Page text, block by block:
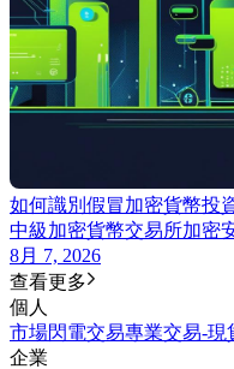
如何識別假冒加密貨幣投
中級加密貨幣交易所加密
8月 7, 2026
查看更多
個人
市場閃電交易專業交易-現
企業